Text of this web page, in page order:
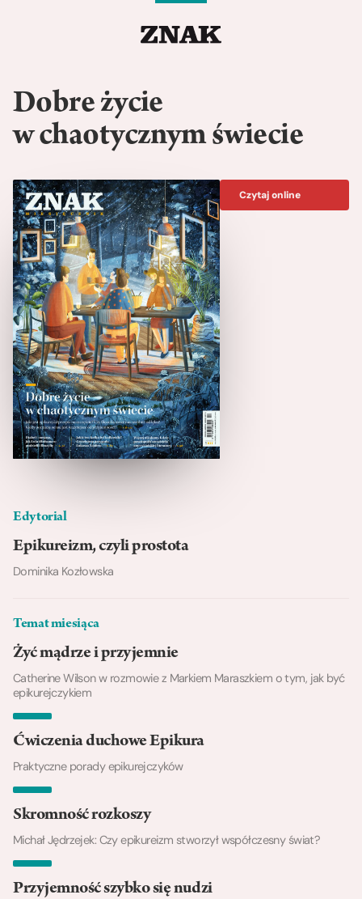
Dobre życie
w chaotycznym świecie
Edytorial
Epikureizm, czyli prostota
Dominika Kozłowska
Temat miesiąca
Żyć mądrze i przyjemnie
Catherine Wilson w rozmowie z Markiem Maraszkiem o tym, jak być
epikurejczykiem
Ćwiczenia duchowe Epikura
Praktyczne porady epikurejczyków
Skromność rozkoszy
Michał Jędrzejek: Czy epikureizm stworzył współczesny świat?
Przyjemność szybko się nudzi
Czytaj online